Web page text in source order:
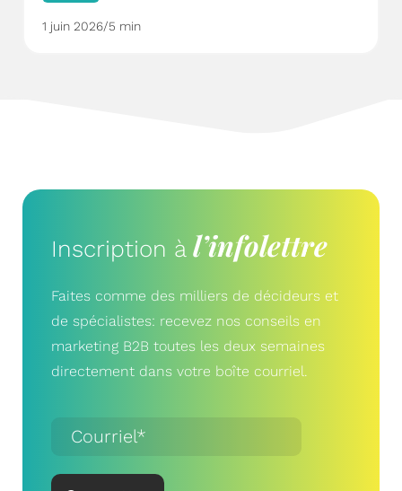
1 juin 2026/5 min
Inscription à l’infolettre
Faites comme des milliers de décideurs et
de spécialistes: recevez nos conseils en
marketing B2B toutes les deux semaines
directement dans votre boîte courriel.